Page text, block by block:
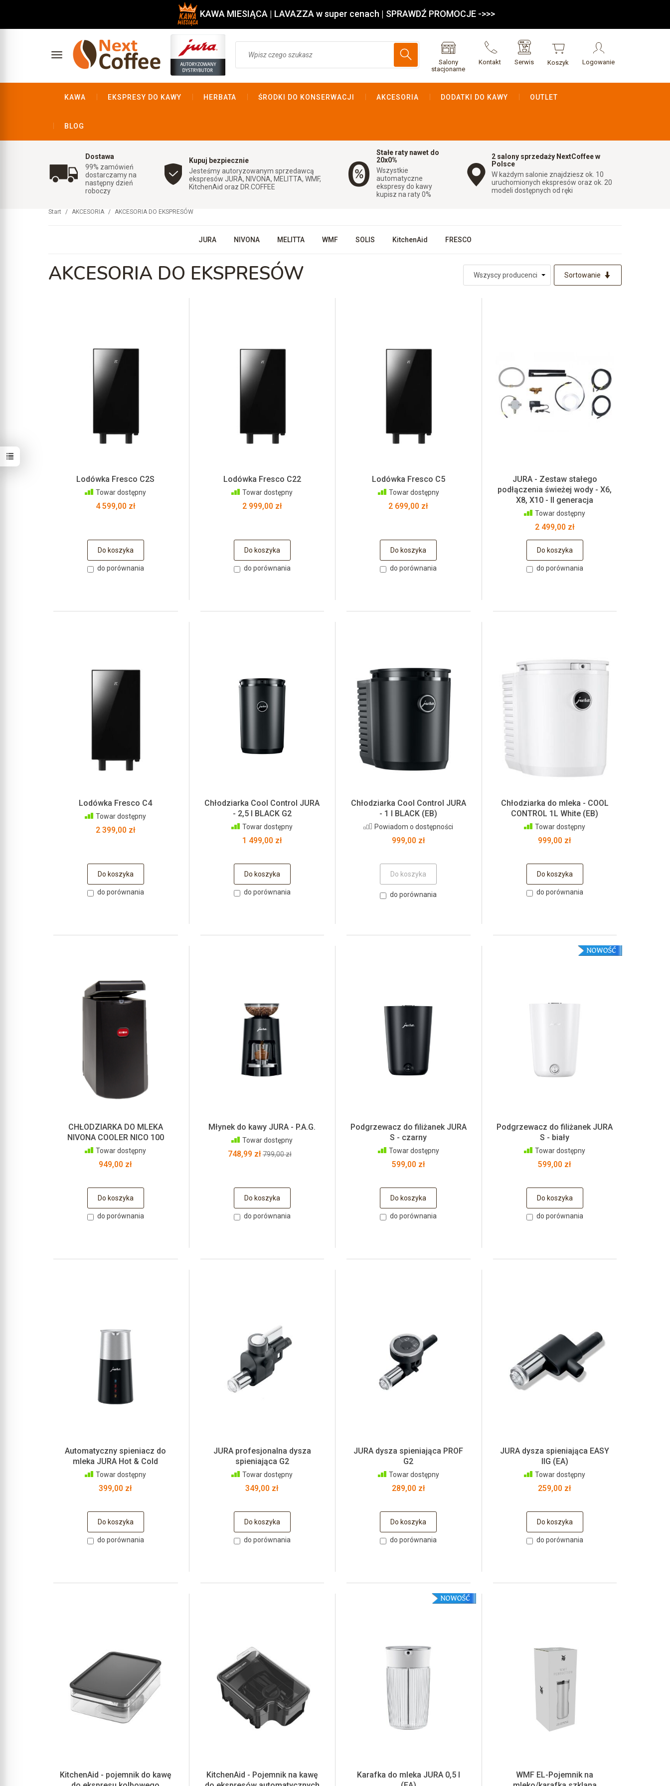
KAWA MIESIĄCA | LAVAZZA w super cenach | SPRAWDŹ PROMOCJE ->>>
Salony
stacjonarne
Kontakt Serwis Koszyk Logowanie
KAWA EKSPRESY DO KAWY HERBATA ŚRODKI DO KONSERWACJI AKCESORIA DODATKI DO KAWY OUTLET
BLOG
Dostawa
99% zamówień
dostarczamy na
następny dzień
roboczy
Kupuj bezpiecznie
Jesteśmy autoryzowanym sprzedawcą
ekspresów JURA, NIVONA, MELITTA, WMF,
KitchenAid oraz DR.COFFEE
Stałe raty nawet do
20x0%
Wszystkie
automatyczne
ekspresy do kawy
kupisz na raty 0%
2 salony sprzedaży NextCoffee w
Polsce
W każdym salonie znajdziesz ok. 10
uruchomionych ekspresów oraz ok. 20
modeli dostępnych od ręki
Start AKCESORIA AKCESORIA DO EKSPRESÓW
JURA NIVONA MELITTA WMF SOLIS KitchenAid FRESCO
AKCESORIA DO EKSPRESÓW Sortowanie
Lodówka Fresco C2S
Towar dostępny
4 599,00 zł
Do koszyka
do porównania
Lodówka Fresco C22
Towar dostępny
2 999,00 zł
Do koszyka
do porównania
Lodówka Fresco C5
Towar dostępny
2 699,00 zł
Do koszyka
do porównania
JURA - Zestaw stałego
podłączenia świeżej wody - X6,
X8, X10 - II generacja
Towar dostępny
2 499,00 zł
Do koszyka
do porównania
Lodówka Fresco C4
Towar dostępny
2 399,00 zł
Do koszyka
do porównania
Chłodziarka Cool Control JURA
- 2,5 l BLACK G2
Towar dostępny
1 499,00 zł
Do koszyka
do porównania
Chłodziarka Cool Control JURA
- 1 l BLACK (EB)
Powiadom o dostępności
999,00 zł
Do koszyka
do porównania
Chłodziarka do mleka - COOL
CONTROL 1L White (EB)
Towar dostępny
999,00 zł
Do koszyka
do porównania
CHŁODZIARKA DO MLEKA
NIVONA COOLER NICO 100
Towar dostępny
949,00 zł
Do koszyka
do porównania
Młynek do kawy JURA - P.A.G.
Towar dostępny
748,99 zł799,00 zł
Do koszyka
do porównania
Podgrzewacz do filiżanek JURA
S - czarny
Towar dostępny
599,00 zł
Do koszyka
do porównania
Podgrzewacz do filiżanek JURA
S - biały
Towar dostępny
599,00 zł
Do koszyka
do porównania
Automatyczny spieniacz do
mleka JURA Hot & Cold
Towar dostępny
399,00 zł
Do koszyka
do porównania
JURA profesjonalna dysza
spieniająca G2
Towar dostępny
349,00 zł
Do koszyka
do porównania
JURA dysza spieniająca PROF
G2
Towar dostępny
289,00 zł
Do koszyka
do porównania
JURA dysza spieniająca EASY
IIG (EA)
Towar dostępny
259,00 zł
Do koszyka
do porównania
KitchenAid - pojemnik do kawę
KitchenAid - Pojemnik na kawę
Karafka do mleka JURA 0,5 l
WMF EL-Pojemnik na